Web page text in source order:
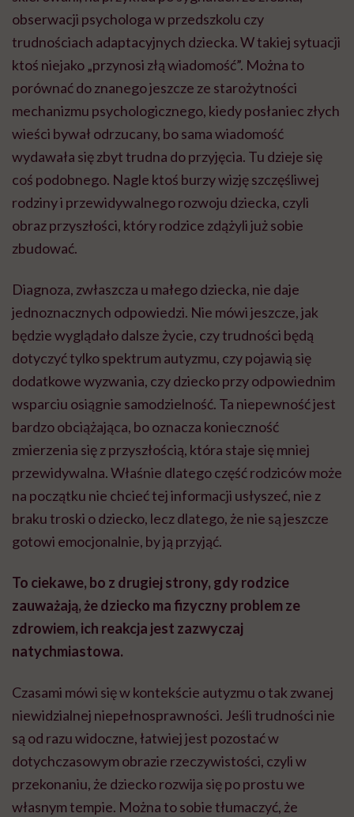
obserwacji psychologa w przedszkolu czy
trudnościach adaptacyjnych dziecka. W takiej sytuacji
ktoś niejako „przynosi złą wiadomość”. Można to
porównać do znanego jeszcze ze starożytności
mechanizmu psychologicznego, kiedy posłaniec złych
wieści bywał odrzucany, bo sama wiadomość
wydawała się zbyt trudna do przyjęcia. Tu dzieje się
coś podobnego. Nagle ktoś burzy wizję szczęśliwej
rodziny i przewidywalnego rozwoju dziecka, czyli
obraz przyszłości, który rodzice zdążyli już sobie
zbudować.
Diagnoza, zwłaszcza u małego dziecka, nie daje
jednoznacznych odpowiedzi. Nie mówi jeszcze, jak
będzie wyglądało dalsze życie, czy trudności będą
dotyczyć tylko spektrum autyzmu, czy pojawią się
dodatkowe wyzwania, czy dziecko przy odpowiednim
wsparciu osiągnie samodzielność. Ta niepewność jest
bardzo obciążająca, bo oznacza konieczność
zmierzenia się z przyszłością, która staje się mniej
przewidywalna. Właśnie dlatego część rodziców może
na początku nie chcieć tej informacji usłyszeć, nie z
braku troski o dziecko, lecz dlatego, że nie są jeszcze
gotowi emocjonalnie, by ją przyjąć.
To ciekawe, bo z drugiej strony, gdy rodzice
zauważają, że dziecko ma fizyczny problem ze
zdrowiem, ich reakcja jest zazwyczaj
natychmiastowa.
Czasami mówi się w kontekście autyzmu o tak zwanej
niewidzialnej niepełnosprawności. Jeśli trudności nie
są od razu widoczne, łatwiej jest pozostać w
dotychczasowym obrazie rzeczywistości, czyli w
przekonaniu, że dziecko rozwija się po prostu we
własnym tempie. Można to sobie tłumaczyć, że